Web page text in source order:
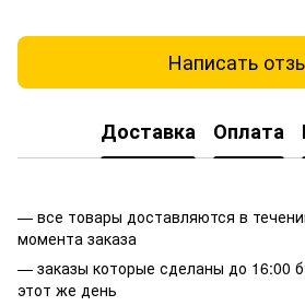
Написать
Доставка Оплата
— все товары доставляются в
момента заказа
— заказы которые сделаны до 16:00
этот же день